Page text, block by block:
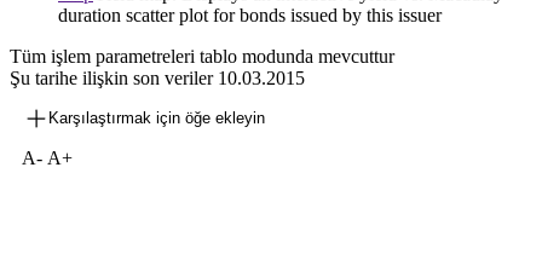
duration scatter plot for bonds issued by this issuer
Tüm işlem parametreleri tablo modunda mevcuttur
Şu tarihe ilişkin son veriler 10.03.2015
Karşılaştırmak için öğe ekleyin